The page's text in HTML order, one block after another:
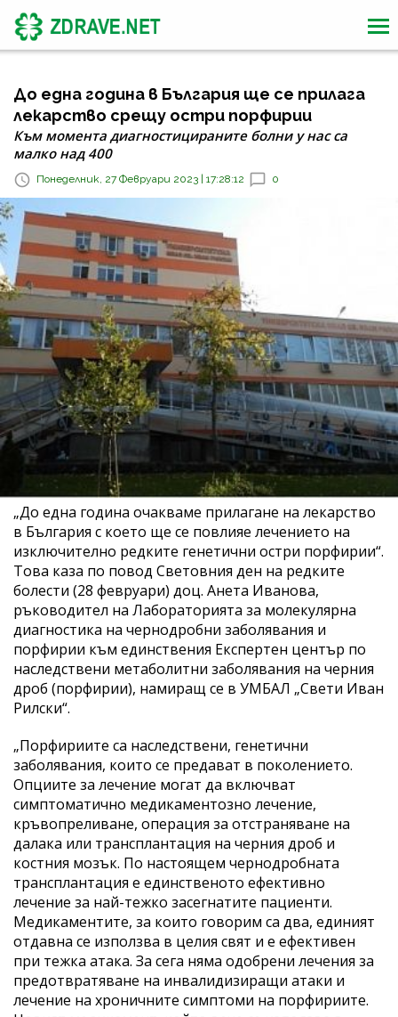
До една година в България ще се прилага
лекарство срещу остри порфирии
Към момента диагностицираните болни у нас са
малко над 400
Понеделник, 27 Февруари 2023 | 17:28:12 0
„До една година очакваме прилагане на лекарство
в България с което ще се повлияе лечението на
изключително редките генетични остри порфирии“.
Това каза по повод Световния ден на редките
болести (28 февруари) доц. Анета Иванова,
ръководител на Лабораторията за молекулярна
диагностика на чернодробни заболявания и
порфирии към единствения Експертен център по
наследствени метаболитни заболявания на черния
дроб (порфирии), намиращ се в УМБАЛ „Свети Иван
Рилски“.
„Порфириите са наследствени, генетични
заболявания, които се предават в поколението.
Опциите за лечение могат да включват
симптоматично медикаментозно лечение,
кръвопреливане, операция за отстраняване на
далака или трансплантация на черния дроб и
костния мозък. По настоящем чернодробната
трансплантация е единственото ефективно
лечение за най-тежко засегнатите пациенти.
Медикаментите, за които говорим са два, единият
отдавна се използва в целия свят и е ефективен
при тежка атака. За сега няма одобрени лечения за
предотвратяване на инвалидизиращи атаки и
лечение на хроничните симптоми на порфириите.